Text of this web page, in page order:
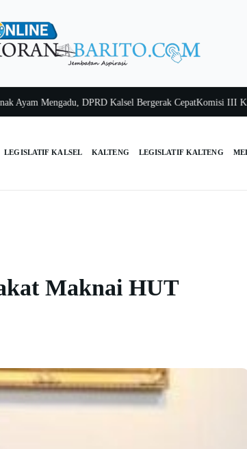
Mengadu, DPRD Kalsel Bergerak Cepat Komisi III Kalsel
LEGISLATIF KALSEL KALTENG LEGISLATIF KALTENG
Maknai HUT